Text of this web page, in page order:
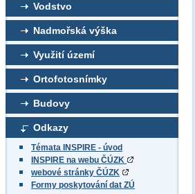
Vodstvo
Nadmořská výška
Využití území
Ortofotosnímky
Budovy
Odkazy
Témata INSPIRE - úvod
INSPIRE na webu ČÚZK
webové stránky ČÚZK
Formy poskytování dat ZÚ